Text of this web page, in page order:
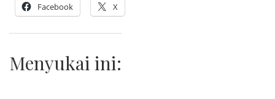
Facebook X
Menyukai ini: